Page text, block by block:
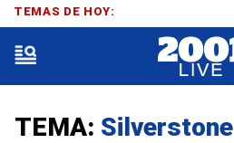
TEMA: Silverstone
TEMAS DE HOY: